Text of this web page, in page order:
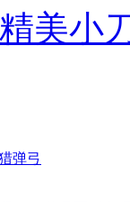
精美小
弹弓